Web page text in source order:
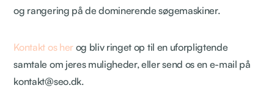
og rangering på de dominerende søgemaskiner.
Kontakt os herog bliv ringet op til en uforpligtende
samtale om jeres muligheder, eller send os en e-mail på
kontakt@seo.dk.